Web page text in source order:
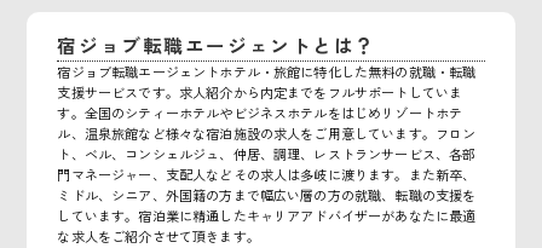
宿ジョブ転職エージェントとは？
宿ジョブ転職エージェントホテル・旅館に特化した無料の就職・転職
支援サービスです。求人紹介から内定までをフルサポートしていま
す。全国のシティーホテルやビジネスホテルをはじめリゾートホテ
ル、温泉旅館など様々な宿泊施設の求人をご用意しています。フロン
ト、ベル、コンシェルジュ、仲居、調理、レストランサービス、各部
門マネージャー、支配人などその求人は多岐に渡ります。また新卒、
ミドル、シニア、外国籍の方まで幅広い層の方の就職、転職の支援を
しています。宿泊業に精通したキャリアアドバイザーがあなたに最適
な求人をご紹介させて頂きます。